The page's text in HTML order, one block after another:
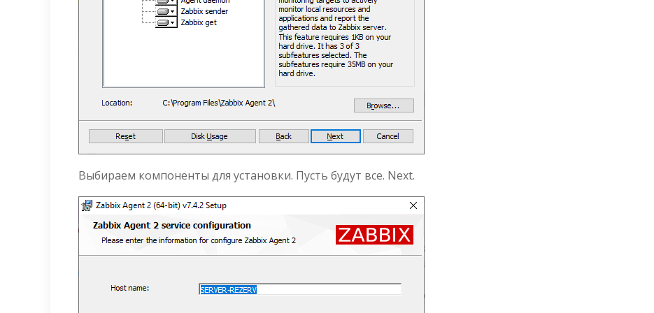
Выбираем компоненты для установки. Пусть будут все. Next.